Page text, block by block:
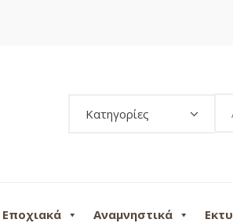
Κατηγορίες
Εποχιακά Αναμνηστικά